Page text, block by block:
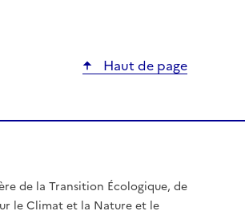
Haut de page
de la Transition Écologique, de
le Climat et la Nature et le